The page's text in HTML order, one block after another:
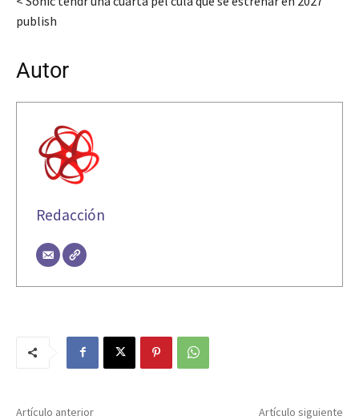
publish
Autor
Redacción
Artículo anterior Artículo siguiente